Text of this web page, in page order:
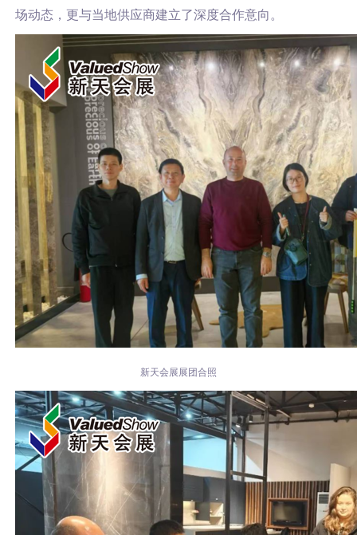
场动态，更与当地供应商建立了深度合作意向。
新天会展展团合照